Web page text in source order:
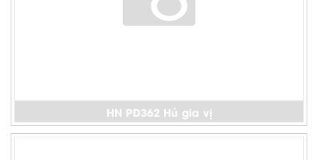
HN PD362 Hủ gia vị